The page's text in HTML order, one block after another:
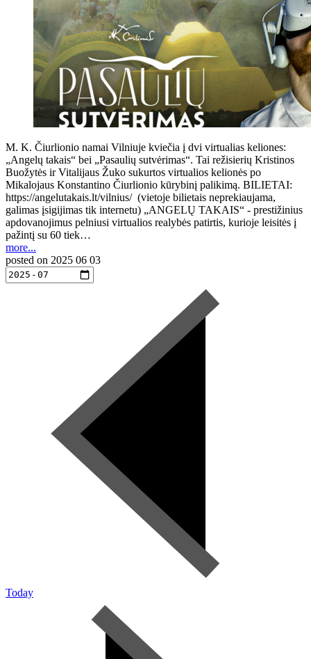
M. K. Čiurlionio namai Vilniuje kviečia į dvi virtualias keliones:
„Angelų takais“ bei „Pasaulių sutvėrimas“. Tai režisierių Kristinos
Buožytės ir Vitalijaus Žuko sukurtos virtualios kelionės po
Mikalojaus Konstantino Čiurlionio kūrybinį palikimą. BILIETAI:
https://angelutakais.lt/vilnius/ (vietoje bilietais neprekiaujama,
galimas įsigijimas tik internetu) „ANGELŲ TAKAIS“ - prestižinius
apdovanojimus pelniusi virtualios realybės patirtis, kurioje leisitės į
pažintį su 60 tiek…
more...
posted on 2025 06 03
Today